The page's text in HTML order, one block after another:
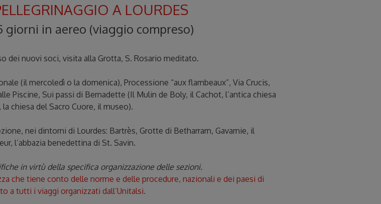
A LOURDES
in aereo (viaggio compreso)
dei nuovi soci, visita alla Grotta, S. Rosario meditato.
(il mercoledì o la domenica), Processione “aux flambeaux”, Via Crucis,
Piscine, Sui passi di Bernadette (Il Mulin de Boly, il Cachot, l’antica chiesa
chiesa del Sacro Cuore, il museo).
nei dintorni di Lourdes: Bartrès, Grotte di Betharram, Gavarnie, il
l’abbazia benedettina di St. Savin.
in virtù della specifica organizzazione delle sezioni.
che tiene conto delle norme e delle procedure, nazionali e dei paesi di
a tutti i viaggi organizzati dall’Unitalsi.